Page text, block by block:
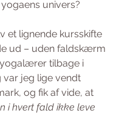
univers?
et lignende kursskifte
ud – uden faldskærm
tilbage i
var jeg lige vendt
og fik af vide, at
i hvert fald ikke leve